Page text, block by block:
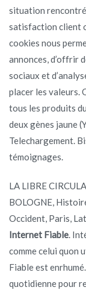
situation
satisfaction client
cookies nous
annonces, d’offrir
sociaux et
placer les valeurs.
tous les produits
deux gènes jaune
Telechargement.
témoignages.
LA LIBRE
BOLOGNE,
Occident, Paris,
Internet Fiable .
comme celui quon
Fiable est
quotidienne pour